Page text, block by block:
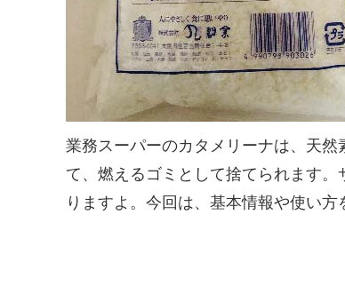
業務スーパーのカタメリーナは、天
て、燃えるゴミとして捨てられます
りますよ。今回は、基本情報や使い方